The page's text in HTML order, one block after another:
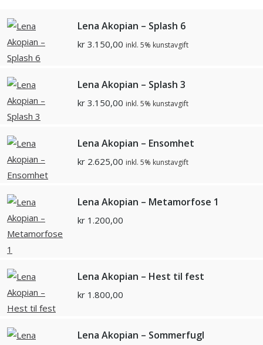
Lena Akopian – Splash 6
kr 3.150,00 inkl. 5% kunstavgift
Lena Akopian – Splash 3
kr 3.150,00 inkl. 5% kunstavgift
Lena Akopian – Ensomhet
kr 2.625,00 inkl. 5% kunstavgift
Lena Akopian – Metamorfose 1
kr 1.200,00
Lena Akopian – Hest til fest
kr 1.800,00
Lena Akopian – Sommerfugl